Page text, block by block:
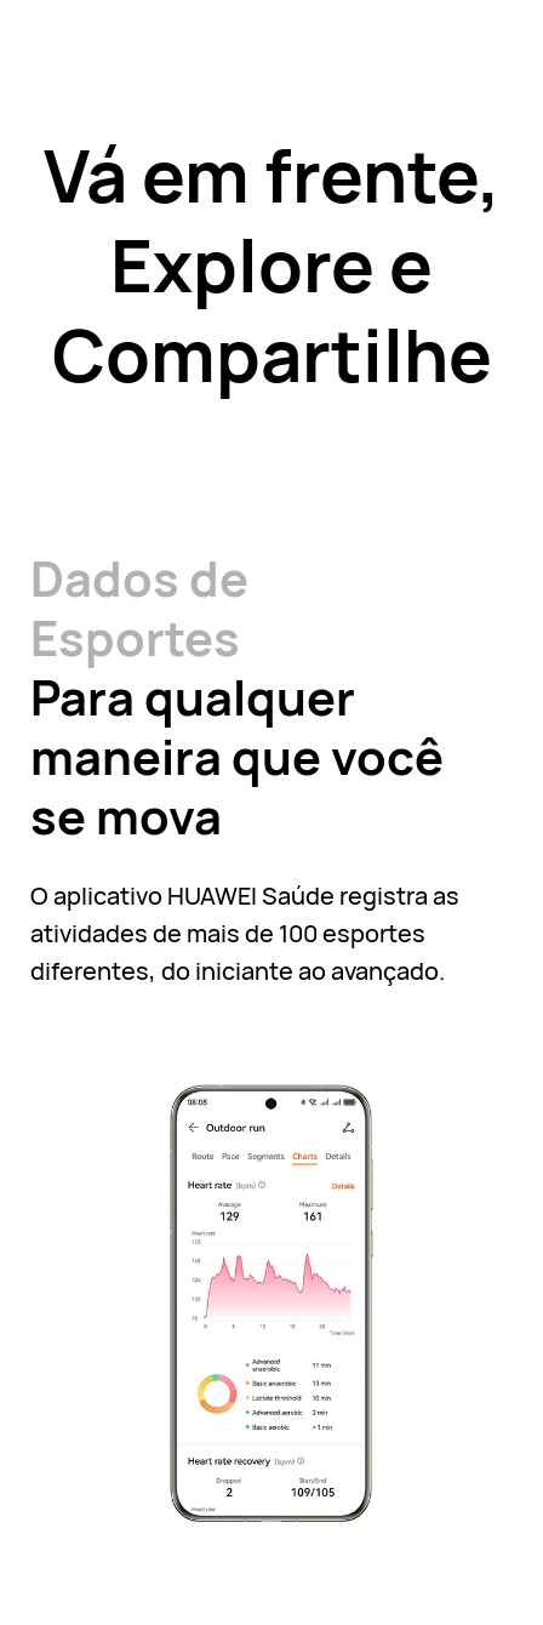
Vá em frente,
Explore e
Compartilhe
Dados de
Esportes
Para qualquer
maneira que você
se mova
O aplicativo HUAWEI Saúde registra as
atividades de mais de 100 esportes
diferentes, do iniciante ao avançado.